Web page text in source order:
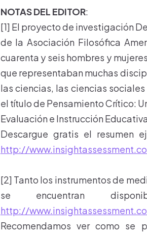
NOTAS DEL EDITOR:
[1] El proyecto de investigación
de la Asociación Filosófica
cuarenta y seis hombres y
que representaban muchas
las ciencias, las ciencias
el título de Pensamiento Crítico:
Evaluación e Instrucción
Descargue gratis el resumen
http://
[2] Tanto los instrumentos de
se encuentran
http://
Recomendamos ver como se